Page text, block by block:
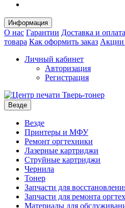
Информация
О нас Гарантии Доставка и оплата
товара Как оформить заказ Акции
Личный кабинет
Авторизация
Регистрация
Везде
Везде
Принтеры и МФУ
Ремонт оргтехники
Лазерные картриджи
Струйные картриджи
Чернила
Тонер
Запчасти для
Запчасти для ремонта
Материалы для